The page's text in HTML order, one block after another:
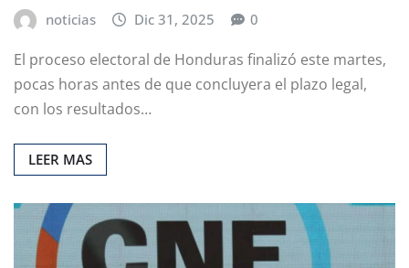
noticias Dic 31, 2025 0
El proceso electoral de Honduras finalizó este martes,
pocas horas antes de que concluyera el plazo legal,
con los resultados…
LEER MAS